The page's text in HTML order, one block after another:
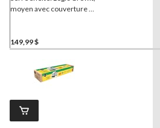
moyen avec couverture en
149,99 $